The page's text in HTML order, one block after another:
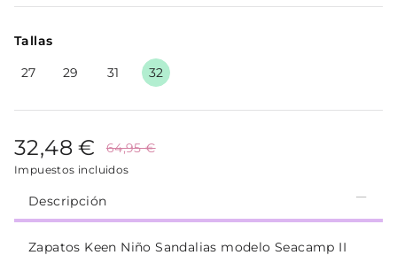
Tallas
27
29 31 32
32,48 € 64,95 €
Impuestos incluidos
Descripción
Zapatos Keen Niño Sandalias modelo Seacamp II